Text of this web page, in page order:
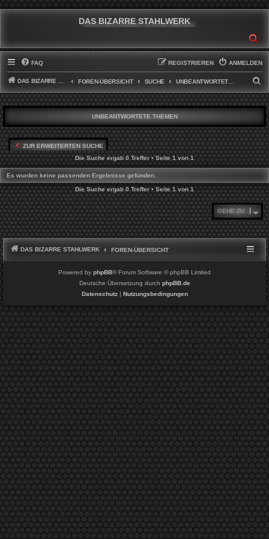
DAS BIZARRE STAHLWERK
FAQ ANMELDEN
REGISTRIEREN
DAS BIZARRE STAHLWERK FOREN-ÜBERSICHT SUCHE
U
C
H
E
UNBEANTWORTETE THEMEN
ZUR ERWEITERTEN SUCHE
Die Suche ergab 0 Treffer • Seite1von1
Es wurden keine passenden Ergebnisse gefunden.
Die Suche ergab 0 Treffer • Seite1von1
GEHE ZU
DAS BIZARRE STAHLWERK FOREN-ÜBERSICHT
Powered by phpBB® Forum Software © phpBB Limited
Deutsche Übersetzung durch phpBB.de
Datenschutz| Nutzungsbedingungen